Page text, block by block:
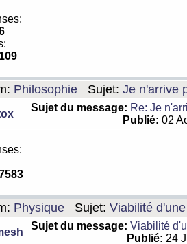
Philosophie Sujet: Je n'arrive
Sujet du message: Re: Je
Publié: 02
Physique Sujet: Viabilité
Sujet du message: Viabilité
Publié: 24